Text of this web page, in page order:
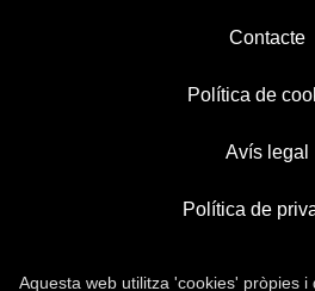
Contacte
Política de
Avís legal
Política de
Aquesta web utilitza 'cookies' pròpies